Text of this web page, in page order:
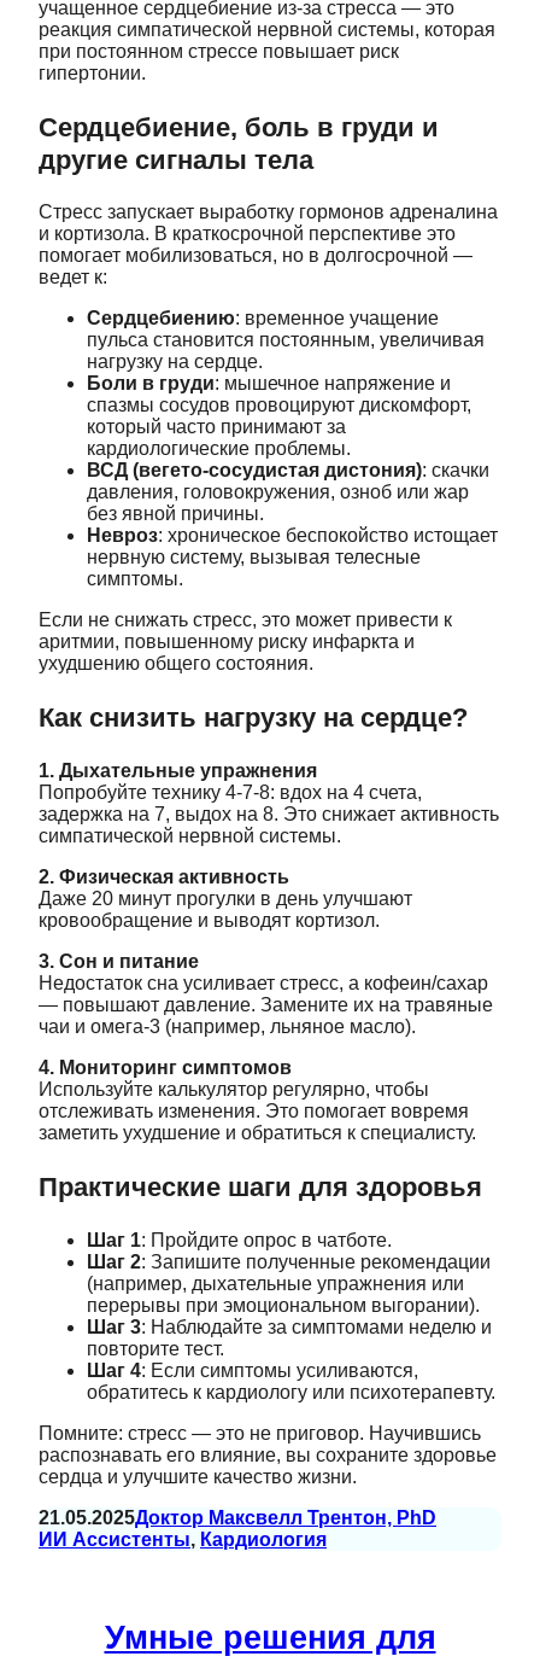
учащенное сердцебиение из-за стресса — это
реакция симпатической нервной системы, которая
при постоянном стрессе повышает риск
гипертонии.
Сердцебиение, боль в груди и
другие сигналы тела
Стресс запускает выработку гормонов адреналина
и кортизола. В краткосрочной перспективе это
помогает мобилизоваться, но в долгосрочной —
ведет к:
Сердцебиению: временное учащение
пульса становится постоянным, увеличивая
нагрузку на сердце.
Боли в груди: мышечное напряжение и
спазмы сосудов провоцируют дискомфорт,
который часто принимают за
кардиологические проблемы.
ВСД (вегето-сосудистая дистония): скачки
давления, головокружения, озноб или жар
без явной причины.
Невроз: хроническое беспокойство истощает
нервную систему, вызывая телесные
симптомы.
Если не снижать стресс, это может привести к
аритмии, повышенному риску инфаркта и
ухудшению общего состояния.
Как снизить нагрузку на сердце?
1. Дыхательные упражнения
Попробуйте технику 4-7-8: вдох на 4 счета,
задержка на 7, выдох на 8. Это снижает активность
симпатической нервной системы.
2. Физическая активность
Даже 20 минут прогулки в день улучшают
кровообращение и выводят кортизол.
3. Сон и питание
Недостаток сна усиливает стресс, а кофеин/сахар
— повышают давление. Замените их на травяные
чаи и омега-3 (например, льняное масло).
4. Мониторинг симптомов
Используйте калькулятор регулярно, чтобы
отслеживать изменения. Это помогает вовремя
заметить ухудшение и обратиться к специалисту.
Практические шаги для здоровья
Шаг 1: Пройдите опрос в чатботе.
Шаг 2: Запишите полученные рекомендации
(например, дыхательные упражнения или
перерывы при эмоциональном выгорании).
Шаг 3: Наблюдайте за симптомами неделю и
повторите тест.
Шаг 4: Если симптомы усиливаются,
обратитесь к кардиологу или психотерапевту.
Помните: стресс — это не приговор. Научившись
распознавать его влияние, вы сохраните здоровье
сердца и улучшите качество жизни.
21.05.2025Доктор Максвелл Трентон, PhD
ИИ Ассистенты, Кардиология
Умные решения для